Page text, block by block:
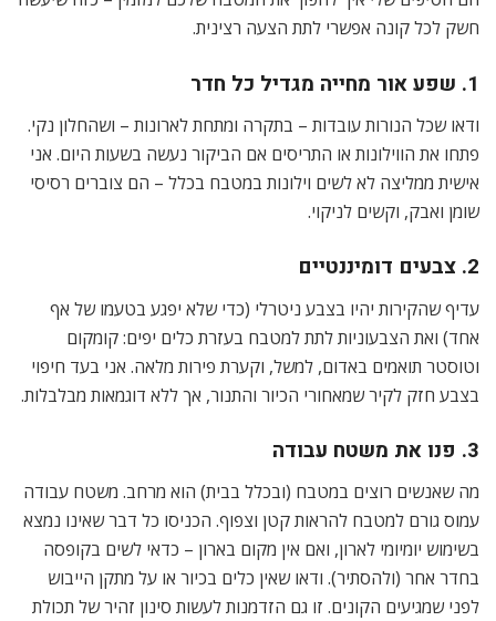
חשק לכל קונה אפשרי לתת הצעה רצינית.
1. שפע אור מחייה מגדיל כל חדר
ודאו שכל הנורות עובדות – בתקרה ומתחת לארונות – ושהחלון נקי.
פתחו את הווילונות או התריסים אם הביקור נעשה בשעות היום. אני
אישית ממליצה לא לשים וילונות במטבח בכלל – הם צוברים רסיסי
שומן ואבק, וקשים לניקוי.
2. צבעים דומיננטיים
עדיף שהקירות יהיו בצבע ניטרלי (כדי שלא יפגע בטעמו של אף
אחד) ואת הצבעוניות לתת למטבח בעזרת כלים יפים: קומקום
וטוסטר תואמים באדום, למשל, וקערת פירות מלאה. אני בעד חיפוי
בצבע חזק לקיר שמאחורי הכיור והתנור, אך ללא דוגמאות מבלבלות.
3. פנו את משטח עבודה
מה שאנשים רוצים במטבח (ובכלל בבית) הוא מרחב. משטח עבודה
עמוס גורם למטבח להראות קטן וצפוף. הכניסו כל דבר שאינו נמצא
בשימוש יומיומי לארון, ואם אין מקום בארון – כדאי לשים בקופסה
בחדר אחר (ולהסתיר). ודאו שאין כלים בכיור או על מתקן הייבוש
לפני שמגיעים הקונים. זו גם הזדמנות לעשות סינון זהיר של תכולת